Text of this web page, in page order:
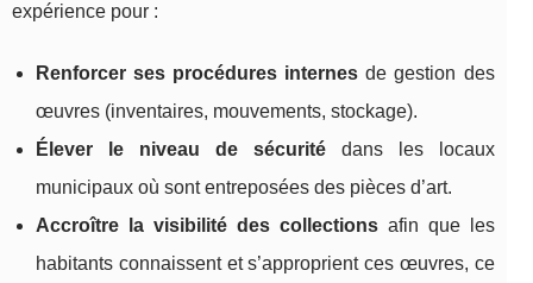
expérience pour :
Renforcer ses procédures internes de gestion des
œuvres (inventaires, mouvements, stockage).
Élever le niveau de sécuritédans les locaux
municipaux où sont entreposées des pièces d’art.
Accroître la visibilité des collectionsafin que les
habitants connaissent et s’approprient ces œuvres, ce